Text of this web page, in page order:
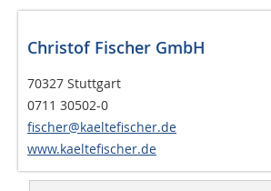
Christof Fischer GmbH
70327 Stuttgart
0711 30502-0
fischer@kaeltefischer.de
www.kaeltefischer.de